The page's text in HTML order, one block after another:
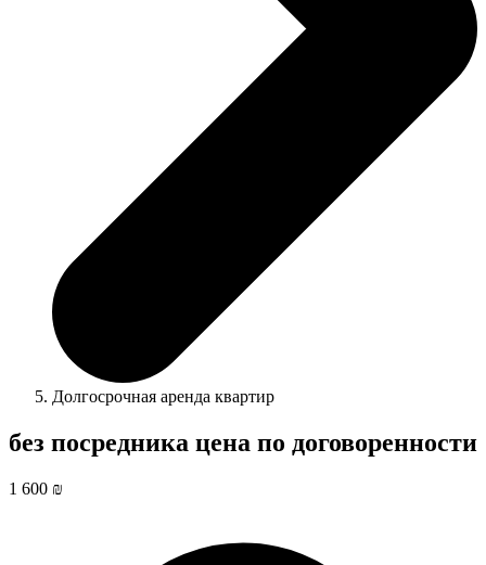
Долгосрочная аренда квартир
без посредника цена по договоренности
1 600 ₪